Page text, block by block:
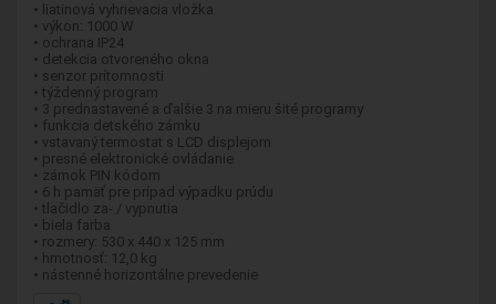
• liatinová vyhrievacia vložka
• výkon: 1000 W
• ochrana IP24
• detekcia otvoreného okna
• senzor prítomnosti
• týždenný program
• 3 prednastavené a ďalšie 3 na mieru šité programy
• funkcia detského zámku
• vstavaný termostat s LCD displejom
• presné elektronické ovládanie
• zámok PIN kódom
• 6 h pamäť pre prípad výpadku prúdu
• tlačidlo za- / vypnutia
• biela farba
• rozmery: 530 x 440 x 125 mm
• hmotnosť: 12,0 kg
• nástenné horizontálne prevedenie